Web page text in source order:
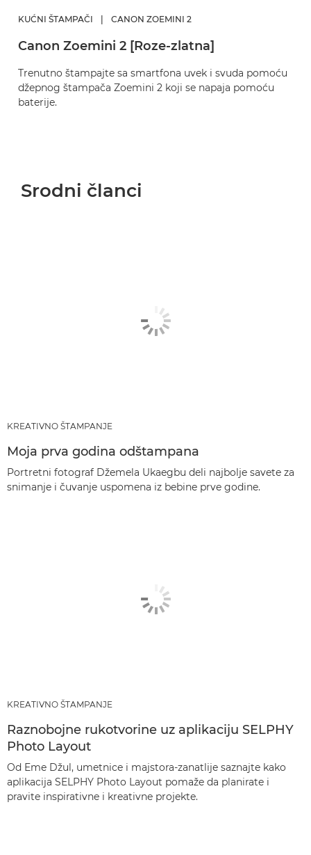
KUĆNI ŠTAMPAČI CANON ZOEMINI 2
Canon Zoemini 2 [Roze-zlatna]
Trenutno štampajte sa smartfona uvek i svuda pomoću
džepnog štampača Zoemini 2 koji se napaja pomoću
baterije.
Srodni članci
KREATIVNO ŠTAMPANJE
Moja prva godina odštampana
Portretni fotograf Džemela Ukaegbu deli najbolje savete za
snimanje i čuvanje uspomena iz bebine prve godine.
KREATIVNO ŠTAMPANJE
Raznobojne rukotvorine uz aplikaciju SELPHY
Photo Layout
Od Eme Džul, umetnice i majstora-zanatlije saznajte kako
aplikacija SELPHY Photo Layout pomaže da planirate i
pravite inspirativne i kreativne projekte.